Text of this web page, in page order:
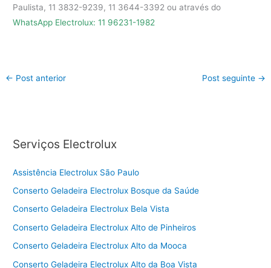
Paulista, 11 3832-9239, 11 3644-3392 ou através do
WhatsApp Electrolux: 11 96231-1982
← Post anterior Post seguinte →
Serviços Electrolux
Assistência Electrolux São Paulo
Conserto Geladeira Electrolux Bosque da Saúde
Conserto Geladeira Electrolux Bela Vista
Conserto Geladeira Electrolux Alto de Pinheiros
Conserto Geladeira Electrolux Alto da Mooca
Conserto Geladeira Electrolux Alto da Boa Vista